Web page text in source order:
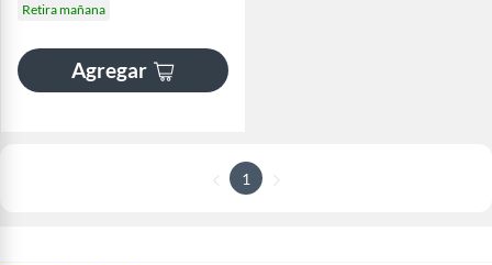
Retira mañana
Agregar
1